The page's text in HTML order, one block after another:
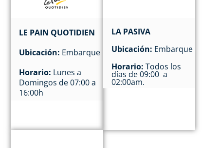
LE PAIN QUOTIDIEN
Ubicación: Embarque
Horario: Lunes a
Domingos de 07:00 a
16:00h
LA PASIVA
Ubicación: Embarque
Horario: Todos los
días de 09:00 a
02:00am.